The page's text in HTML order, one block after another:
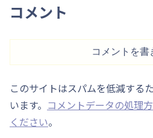
コメント
コメントを書
このサイトはスパムを低減する
います。 コメントデータの処理
ください。